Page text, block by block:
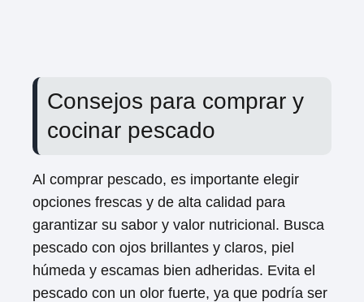
Consejos para comprar y
cocinar pescado
Al comprar pescado, es importante elegir
opciones frescas y de alta calidad para
garantizar su sabor y valor nutricional. Busca
pescado con ojos brillantes y claros, piel
húmeda y escamas bien adheridas. Evita el
pescado con un olor fuerte, ya que podría ser